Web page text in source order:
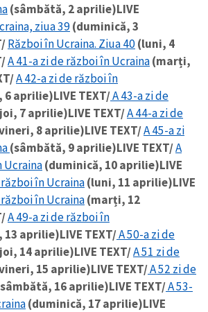
(sâmbătă, 2 aprilie)LIVE
ziua 39(duminică, 3
Război în Ucraina. Ziua 40(luni, 4
A 41-a zi de război în Ucraina(marți,
A 42-a zi de război în
6 aprilie)LIVE TEXT/A 43-a zi de
7 aprilie)LIVE TEXT/A 44-a zi de
8 aprilie)LIVE TEXT/A 45-a zi
(sâmbătă, 9 aprilie)LIVE TEXT/A
Ucraina(duminică, 10 aprilie)LIVE
în Ucraina(luni, 11 aprilie)LIVE
în Ucraina(marți, 12
A 49-a zi de război în
13 aprilie)LIVE TEXT/A 50-a zi de
14 aprilie)LIVE TEXT/A 51 zi de
15 aprilie)LIVE TEXT/A 52 zi de
16 aprilie)LIVE TEXT/A 53-
(duminică, 17 aprilie)LIVE